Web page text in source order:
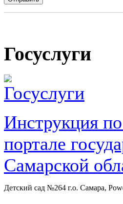
Госуслуги
Инструкция
портале
Самарской
Детский сад №264 г.о. Самара,